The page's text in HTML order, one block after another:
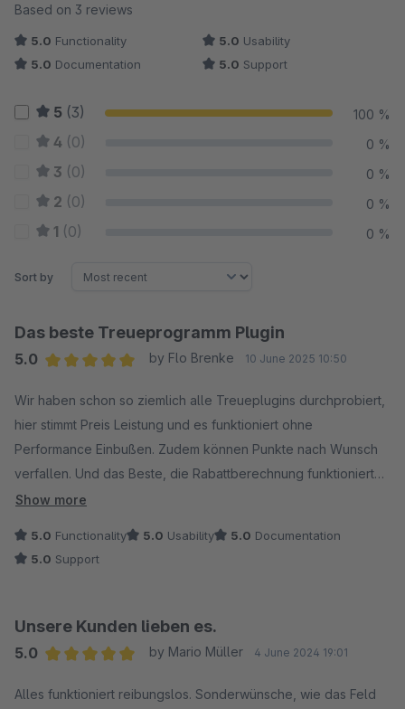
Average rating of 5 out of 5 stars
Based on 3 reviews
5.0 Functionality 5.0 Usability
5.0 Documentation 5.0 Support
5 (3) 100 %
4 (0) 0 %
3 (0) 0 %
2 (0) 0 %
1 (0) 0 %
Sort by
Das beste Treueprogramm Plugin
5.0
by Flo Brenke 10 June 2025 10:50
Wir haben schon so ziemlich alle Treueplugins durchprobiert,
hier stimmt Preis Leistung und es funktioniert ohne
Performance Einbußen. Zudem können Punkte nach Wunsch
verfallen. Und das Beste, die Rabattberechnung funktioniert
hervorragend und Produkte, welche aus Gesetzlichen oder
können mit dem neuen Feature ausgeschlossen werden. Dazu
ein super freundlicher und schneller Support. Einfach perfekt.
Show more
5.0 Functionality 5.0 Usability 5.0 Documentation
5.0 Support
Unsere Kunden lieben es.
5.0
by Mario Müller 4 June 2024 19:01
Alles funktioniert reibungslos. Sonderwünsche, wie das Feld